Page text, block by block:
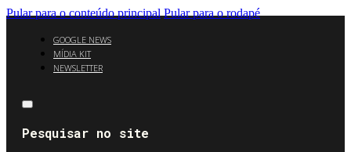
Pular para o conteúdo principal Pular para o rodapé
GOOGLE NEWS
MÍDIA KIT
NEWSLETTER
Pesquisar no site